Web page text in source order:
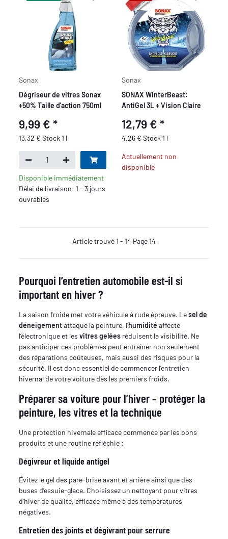
Sonax
Dégriseur de vitres Sonax
+50% Taille d'action 750ml
9,99 €*
13,32 € Stock 1 l
Disponible immédiatement
Délai de livraison: 1 - 3 jours
ouvrables
Sonax
SONAX WinterBeast:
AntiGel 3L + Vision Claire
12,79 € *
4,26 € Stock 1 l
Actuellement non
disponible
Article trouvé 1 - 14 Page 14
Pourquoi l’entretien automobile est-il si
important en hiver ?
La saison froide met votre véhicule à rude épreuve. Lesel de
déneigementattaque la peinture, l’humidité affecte
l’électronique et lesvitres gelées réduisent la visibilité. Ne
pas anticiper ces problèmes peut entraîner non seulement
des réparations coûteuses, mais aussi des risques pour la
sécurité. Il est donc essentiel de commencer l’entretien
hivernal de votre voiture dès les premiers froids.
Préparer sa voiture pour l’hiver – protéger la
peinture, les vitres et la technique
Une protection hivernale efficace commence par les bons
produits et une routine réfléchie :
Dégivreur et liquide antigel
Évitez le gel des pare-brise avant et arrière ainsi que des
buses d’essuie-glace. Choisissez un nettoyant pour vitres
d’hiver de qualité, efficace même à des températures
négatives.
Entretien des joints et dégivrant pour serrure